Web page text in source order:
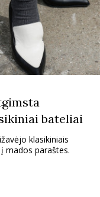
bateliai
klasikiniais
mados paraštes.